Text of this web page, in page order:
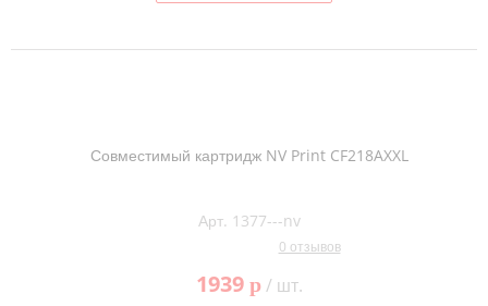
Совместимый картридж NV Print CF218AXXL
Арт. 1377---nv
0 отзывов
1939 p/ шт.